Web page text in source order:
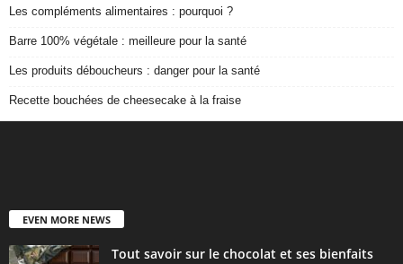
Les compléments alimentaires : pourquoi ?
Barre 100% végétale : meilleure pour la santé
Les produits déboucheurs : danger pour la santé
Recette bouchées de cheesecake à la fraise
EVEN MORE NEWS
Tout savoir sur le chocolat et ses bienfaits